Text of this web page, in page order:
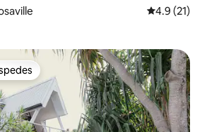
Calificación
4.9 (21)